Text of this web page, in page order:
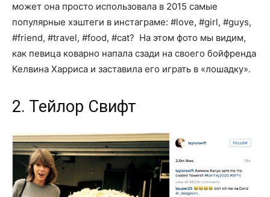
может она просто использовала в 2015 самые
популярные хэштеги в инстаграме: #love, #girl, #guys,
#friend, #travel, #food, #cat? На этом фото мы видим,
как певица коварно напала сзади на своего бойфренда
Келвина Харриса и заставила его играть в «лошадку».
2. Тейлор Свифт